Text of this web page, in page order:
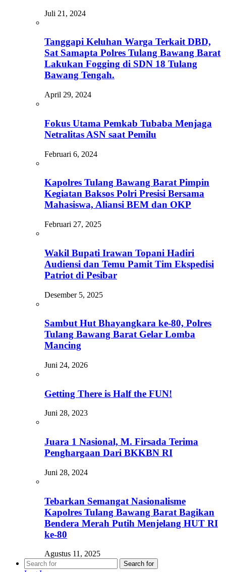
Juli 21, 2024
Tanggapi Keluhan Warga Terkait DBD,
Sat Samapta Polres Tulang Bawang Barat
Lakukan Fogging di SDN 18 Tulang
Bawang Tengah.
April 29, 2024
Fokus Utama Pemkab Tubaba Menjaga
Netralitas ASN saat Pemilu
Februari 6, 2024
Kapolres Tulang Bawang Barat Pimpin
Kegiatan Baksos Polri Presisi Bersama
Mahasiswa, Aliansi BEM dan OKP
Februari 27, 2025
Wakil Bupati Irawan Topani Hadiri
Audiensi dan Temu Pamit Tim Ekspedisi
Patriot di Pesibar
Desember 5, 2025
Sambut Hut Bhayangkara ke-80, Polres
Tulang Bawang Barat Gelar Lomba
Mancing
Juni 24, 2026
Getting There is Half the FUN!
Juni 28, 2023
Juara 1 Nasional, M. Firsada Terima
Penghargaan Dari BKKBN RI
Juni 28, 2024
Tebarkan Semangat Nasionalisme
Kapolres Tulang Bawang Barat Bagikan
Bendera Merah Putih Menjelang HUT RI
ke-80
Agustus 11, 2025
Search for